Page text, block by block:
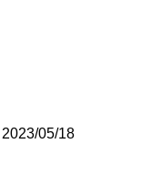
2023/05/18